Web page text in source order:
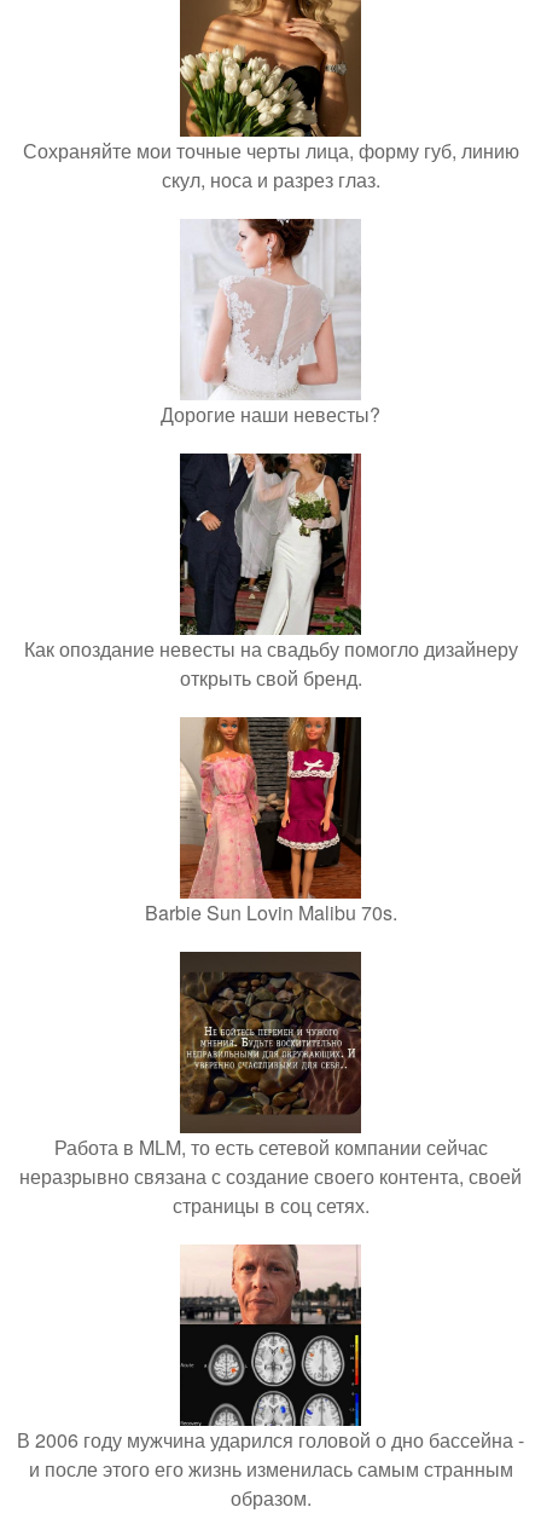
Сохраняйте мои точные черты лица, форму губ, линию
скул, носа и разрез глаз.
Дорогие наши невесты?
Как опоздание невесты на свадьбу помогло дизайнеру
открыть свой бренд.
Barbie Sun Lovin Malibu 70s.
Работа в MLM, то есть сетевой компании сейчас
неразрывно связана с создание своего контента, своей
страницы в соц сетях.
В 2006 году мужчина ударился головой о дно бассейна -
и после этого его жизнь изменилась самым странным
образом.